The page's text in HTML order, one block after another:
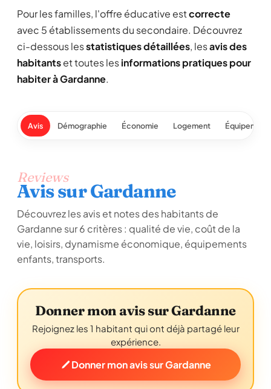
Pour les familles, l'offre éducative estcorrecte
avec 5 établissements du secondaire. Découvrez
ci-dessous lesstatistiques détaillées, lesavis des
habitantset toutes lesinformations pratiques pour
habiter à Gardanne.
Avis Démographie Économie Logement
Reviews
Avis sur Gardanne
Découvrez les avis et notes des habitants de
Gardanne sur 6 critères : qualité de vie, coût de la
vie, loisirs, dynamisme économique, équipements
enfants, transports.
Donner mon avis sur Gardanne
Rejoignez les 1 habitant qui ont déjà partagé leur
expérience.
Donner mon avis sur Gardanne